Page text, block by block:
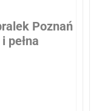
Poznań
pełna